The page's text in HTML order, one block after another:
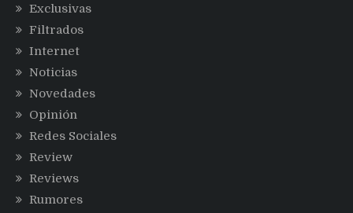
Exclusivas
Filtrados
Internet
Noticias
Novedades
Opinión
Redes Sociales
Review
Reviews
Rumores